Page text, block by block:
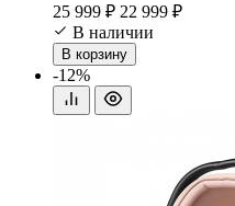
25 999 ₽ 22 999 ₽
В наличии
В корзину
-12%